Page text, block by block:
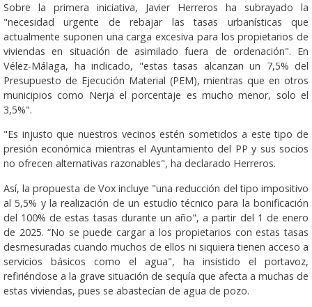
Sobre la primera iniciativa, Javier Herreros ha subrayado la
"necesidad urgente de rebajar las tasas urbanísticas que
actualmente suponen una carga excesiva para los propietarios de
viviendas en situación de asimilado fuera de ordenación". En
Vélez-Málaga, ha indicado, "estas tasas alcanzan un 7,5% del
Presupuesto de Ejecución Material (PEM), mientras que en otros
municipios como Nerja el porcentaje es mucho menor, solo el
3,5%".
"Es injusto que nuestros vecinos estén sometidos a este tipo de
presión económica mientras el Ayuntamiento del PP y sus socios
no ofrecen alternativas razonables", ha declarado Herreros.
Así, la propuesta de Vox incluye "una reducción del tipo impositivo
al 5,5% y la realización de un estudio técnico para la bonificación
del 100% de estas tasas durante un año", a partir del 1 de enero
de 2025. “No se puede cargar a los propietarios con estas tasas
desmesuradas cuando muchos de ellos ni siquiera tienen acceso a
servicios básicos como el agua", ha insistido el portavoz,
refiriéndose a la grave situación de sequía que afecta a muchas de
estas viviendas, pues se abastecían de agua de pozo.